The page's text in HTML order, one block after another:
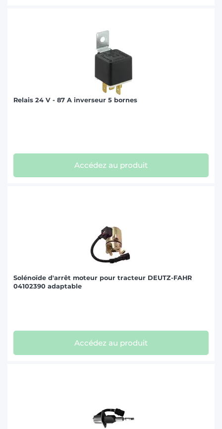
Relais 24 V - 87 A inverseur 5 bornes
Accédez au produit
Solénoïde d'arrêt moteur pour tracteur DEUTZ-FAHR
04102390 adaptable
Accédez au produit